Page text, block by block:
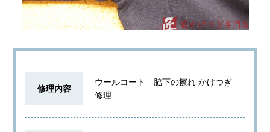
修理内容
ウールコート 脇下の擦れ かけつぎ
修理